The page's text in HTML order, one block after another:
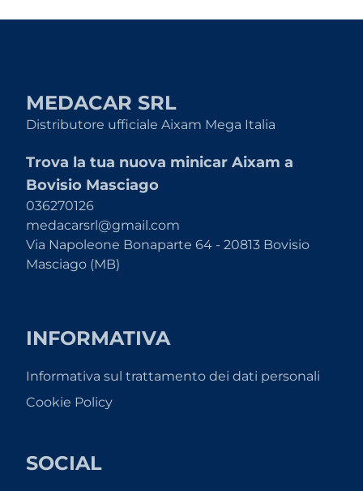
MEDACAR SRL
Distributore ufficiale Aixam Mega Italia
Trova la tua nuova minicar Aixam a
Bovisio Masciago
036270126
medacarsrl@gmail.com
Via Napoleone Bonaparte 64 - 20813 Bovisio
Masciago (MB)
INFORMATIVA
Informativa sul trattamento dei dati personali
Cookie Policy
SOCIAL